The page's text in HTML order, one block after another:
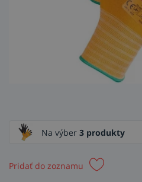
Na výber 3 produkty
Pridať do zoznamu